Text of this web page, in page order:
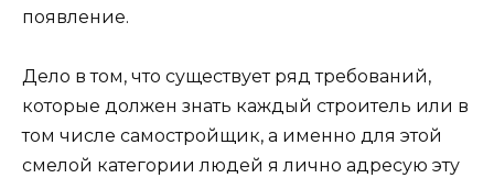
появление.
Дело в том, что существует ряд требований,
которые должен знать каждый строитель или в
том числе самостройщик, а именно для этой
смелой категории людей я лично адресую эту